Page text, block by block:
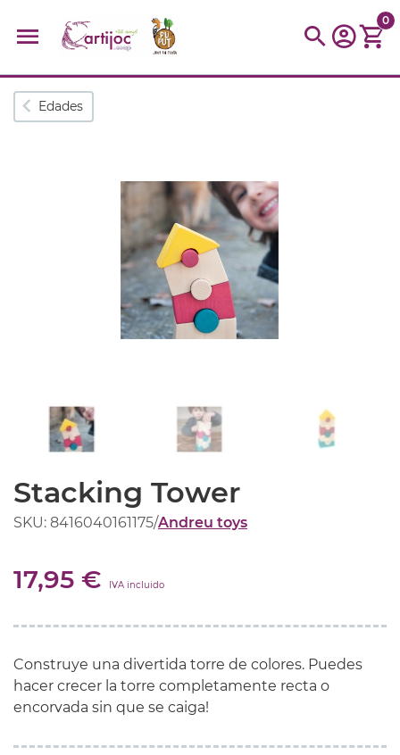
Búsquedas populares
0
Edades
Stacking Tower
SKU: 8416040161175/Andreu toys
17,95 € IVA incluido
Construye una divertida torre de colores. Puedes
hacer crecer la torre completamente recta o
encorvada sin que se caiga!